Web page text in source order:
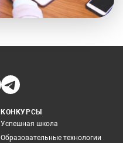
КОНКУРСЫ
Успешная школа
Образовательные технологии